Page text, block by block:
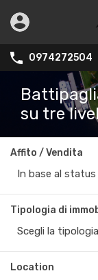
0974272504
su tre
Affito / Vendita
In base al status
Tipologia di
Scegli la tipologia
Location